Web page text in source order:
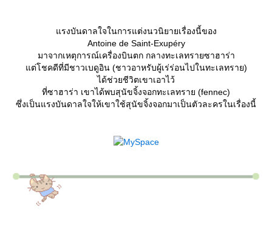
รงบันดาลใจในการแต่งนวนิยายเรื่องนี้ของ
Antoine de Saint-Exupéry
มาจากเหตุการณ์เครื่องบินตก กลางทะเลทรายซาฮาร่า
ต่โชคดีที่มีชาวเบดูอิน (ชาวอาหรับผู้เร่ร่อนไปในทะเลทราย)
ได้ช่วยชีวิตเขาเอาไว้
ที่ซาฮาร่า เขาได้พบสุนัขจิ้งจอกทะเลทราย (fennec)
ซึ่งเป็นแรงบันดาลใจให้เขาใช้สุนัขจิ้งจอกมาเป็นตัวละครในเรื่องนี้